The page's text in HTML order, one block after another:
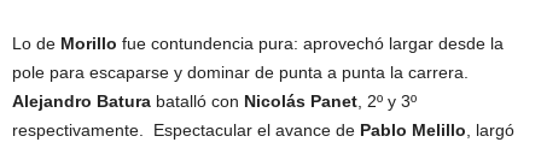
Lo de Morillo fue contundencia pura: aprovechó largar desde la
pole para escaparse y dominar de punta a punta la carrera.
Alejandro Batura batalló con Nicolás Panet , 2º y 3º
respectivamente. Espectacular el avance de Pablo Melillo , largó